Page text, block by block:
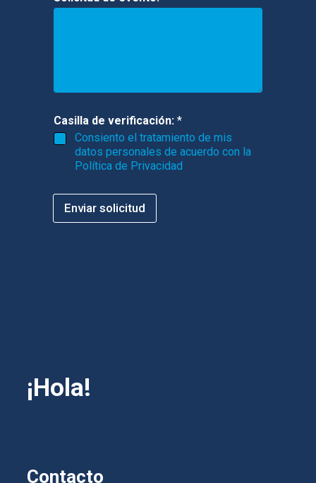
Casilla de verificación: *
Consiento el tratamiento de mis
datos personales de acuerdo con la
Política de Privacidad
Enviar solicitud
¡Hola!
Contacto